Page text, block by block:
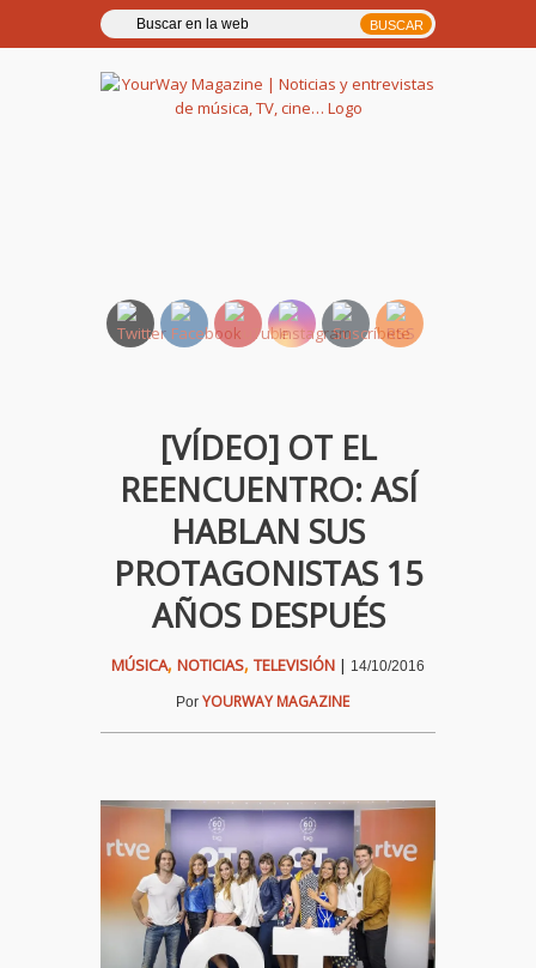
[VÍDEO] OT EL
REENCUENTRO: ASÍ
HABLAN SUS
PROTAGONISTAS 15
AÑOS DESPUÉS
MÚSICA, NOTICIAS, TELEVISIÓN | 14/10/2016
Por YOURWAY MAGAZINE